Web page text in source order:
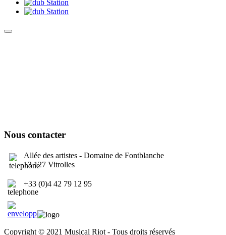
Nous contacter
Allée des artistes - Domaine de Fontblanche
13 127 Vitrolles
+33 (0)4 42 79 12 95
Copyright © 2021 Musical Riot - Tous droits réservés